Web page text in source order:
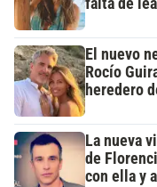
falta de
El nuevo
Rocío
heredero
La nueva
de
con ella y